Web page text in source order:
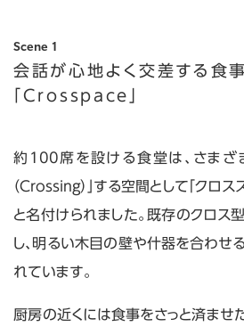
Scene 1
会話が心地よく交差する 食
「Crosspace」
約100席を設ける食堂は、さまざ
（Crossing）」する空間として「クロス
と名付けられました。既存のクロス
し、明るい木目の壁や什器を合わせ
れています。
厨房の近くには食事をさっと済ませ